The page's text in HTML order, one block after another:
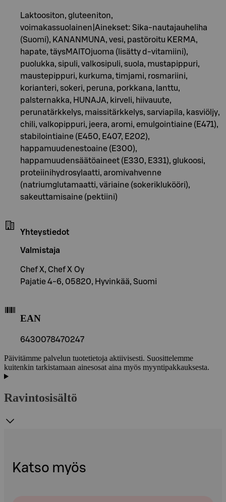
Laktoositon, gluteeniton,
voimakassuolainen|Ainekset: Sika-nautajauheliha
(Suomi), KANANMUNA, vesi, pastöroitu KERMA,
hapate, täysMAITOjuoma (lisätty d-vitamiini),
puolukka, sipuli, valkosipuli, suola, mustapippuri,
maustepippuri, kurkuma, timjami, rosmariini,
korianteri, sokeri, peruna, porkkana, lanttu,
palsternakka, HUNAJA, kirveli, hiivauute,
perunatärkkelys, maissitärkkelys, sarviapila, kasviöljy,
chili, valkopippuri, jeera, aromi, emulgointiaine (E471),
stabilointiaine (E450, E407, E202),
happamuudenestoaine (E300),
happamuudensäätöaineet (E330, E331), glukoosi,
proteiinihydrosylaatti, aromivahvenne
(natriumglutamaatti, väriaine (sokeriklukööri),
sakeuttamisaine (pektiini)
Yhteystiedot
Valmistaja
Chef X, Chef X Oy
Pajatie 4-6, 05820, Hyvinkää, Suomi
EAN
6430078470247
Päivitämme palvelun tuotetietoja aktiivisesti. Suosittelemme
kuitenkin tarkistamaan ainesosat aina myös myyntipakkauksesta.
Ravintosisältö
Katso myös